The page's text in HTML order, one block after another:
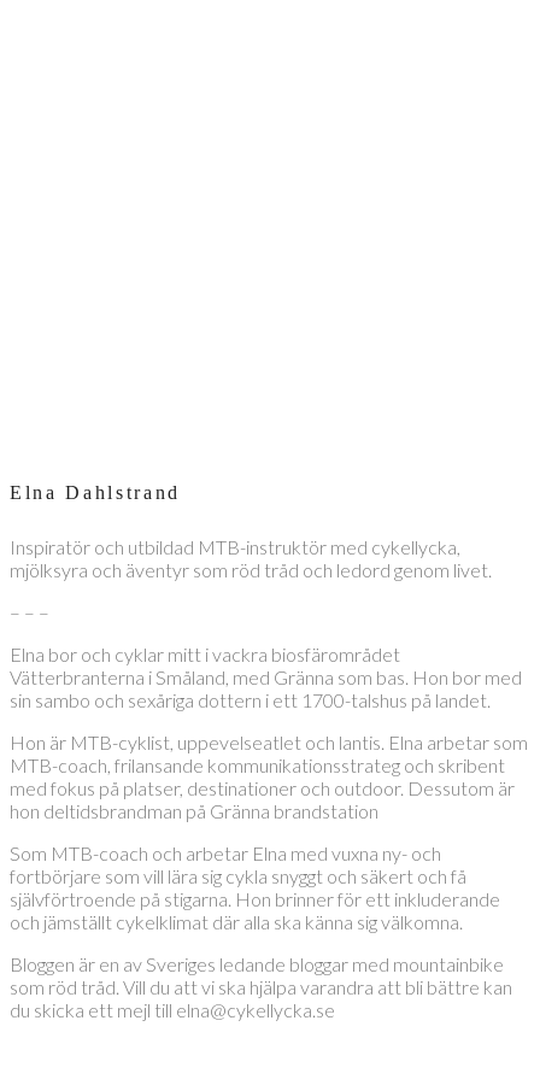
Elna Dahlstrand
Inspiratör och utbildad MTB-instruktör med cykellycka,
mjölksyra och äventyr som röd tråd och ledord genom livet.
– – –
Elna bor och cyklar mitt i vackra biosfärområdet
Vätterbranterna i Småland, med Gränna som bas. Hon bor med
sin sambo och sexåriga dottern i ett 1700-talshus på landet.
Hon är MTB-cyklist, uppevelseatlet och lantis. Elna arbetar som
MTB-coach, frilansande kommunikationsstrateg och skribent
med fokus på platser, destinationer och outdoor. Dessutom är
hon deltidsbrandman på Gränna brandstation
Som MTB-coach och arbetar Elna med vuxna ny- och
fortbörjare som vill lära sig cykla snyggt och säkert och få
självförtroende på stigarna. Hon brinner för ett inkluderande
och jämställt cykelklimat där alla ska känna sig välkomna.
Bloggen är en av Sveriges ledande bloggar med mountainbike
som röd tråd. Vill du att vi ska hjälpa varandra att bli bättre kan
du skicka ett mejl till elna@cykellycka.se